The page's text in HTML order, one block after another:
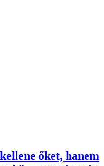
őket, hanem